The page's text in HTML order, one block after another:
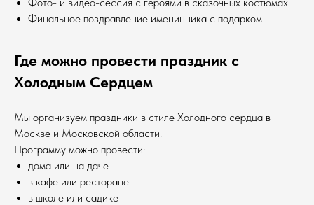
Финальное поздравление именинника с подарком
Где можно провести праздник с
Холодным Сердцем
Мы организуем праздники в стиле Холодного сердца в
Москве и Московской области.
Программу можно провести:
дома или на даче
в кафе или ресторане
в школе или садике